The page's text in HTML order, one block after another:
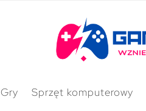
Gry Sprzęt komputerowy